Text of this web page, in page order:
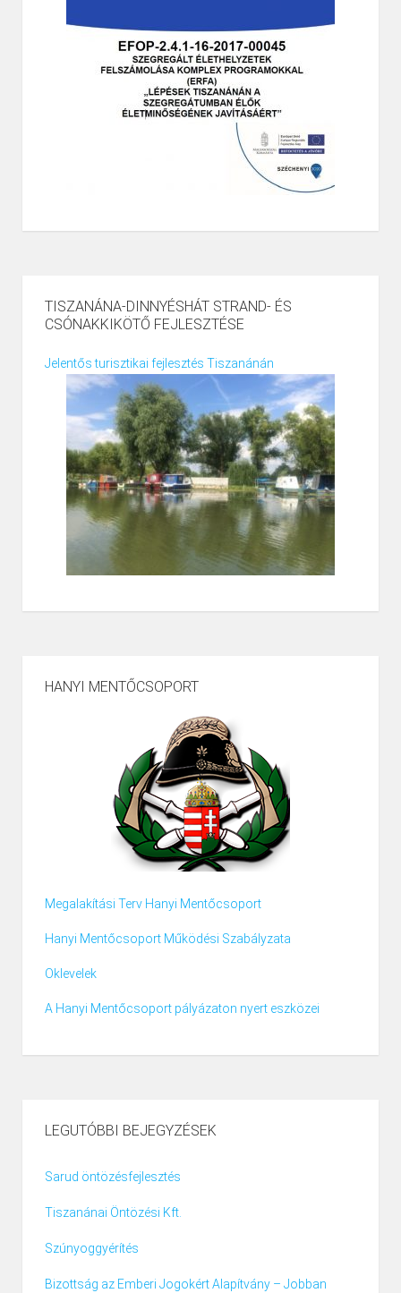
TISZANÁNA-DINNYÉSHÁT STRAND- ÉS
CSÓNAKKIKÖTŐ FEJLESZTÉSE
Jelentős turisztikai fejlesztés Tiszanánán
HANYI MENTŐCSOPORT
Megalakítási Terv Hanyi Mentőcsoport
Hanyi Mentőcsoport Működési Szabályzata
Oklevelek
A Hanyi Mentőcsoport pályázaton nyert eszközei
LEGUTÓBBI BEJEGYZÉSEK
Sarud öntözésfejlesztés
Tiszanánai Öntözési Kft.
Szúnyoggyérítés
Bizottság az Emberi Jogokért Alapítvány – Jobban